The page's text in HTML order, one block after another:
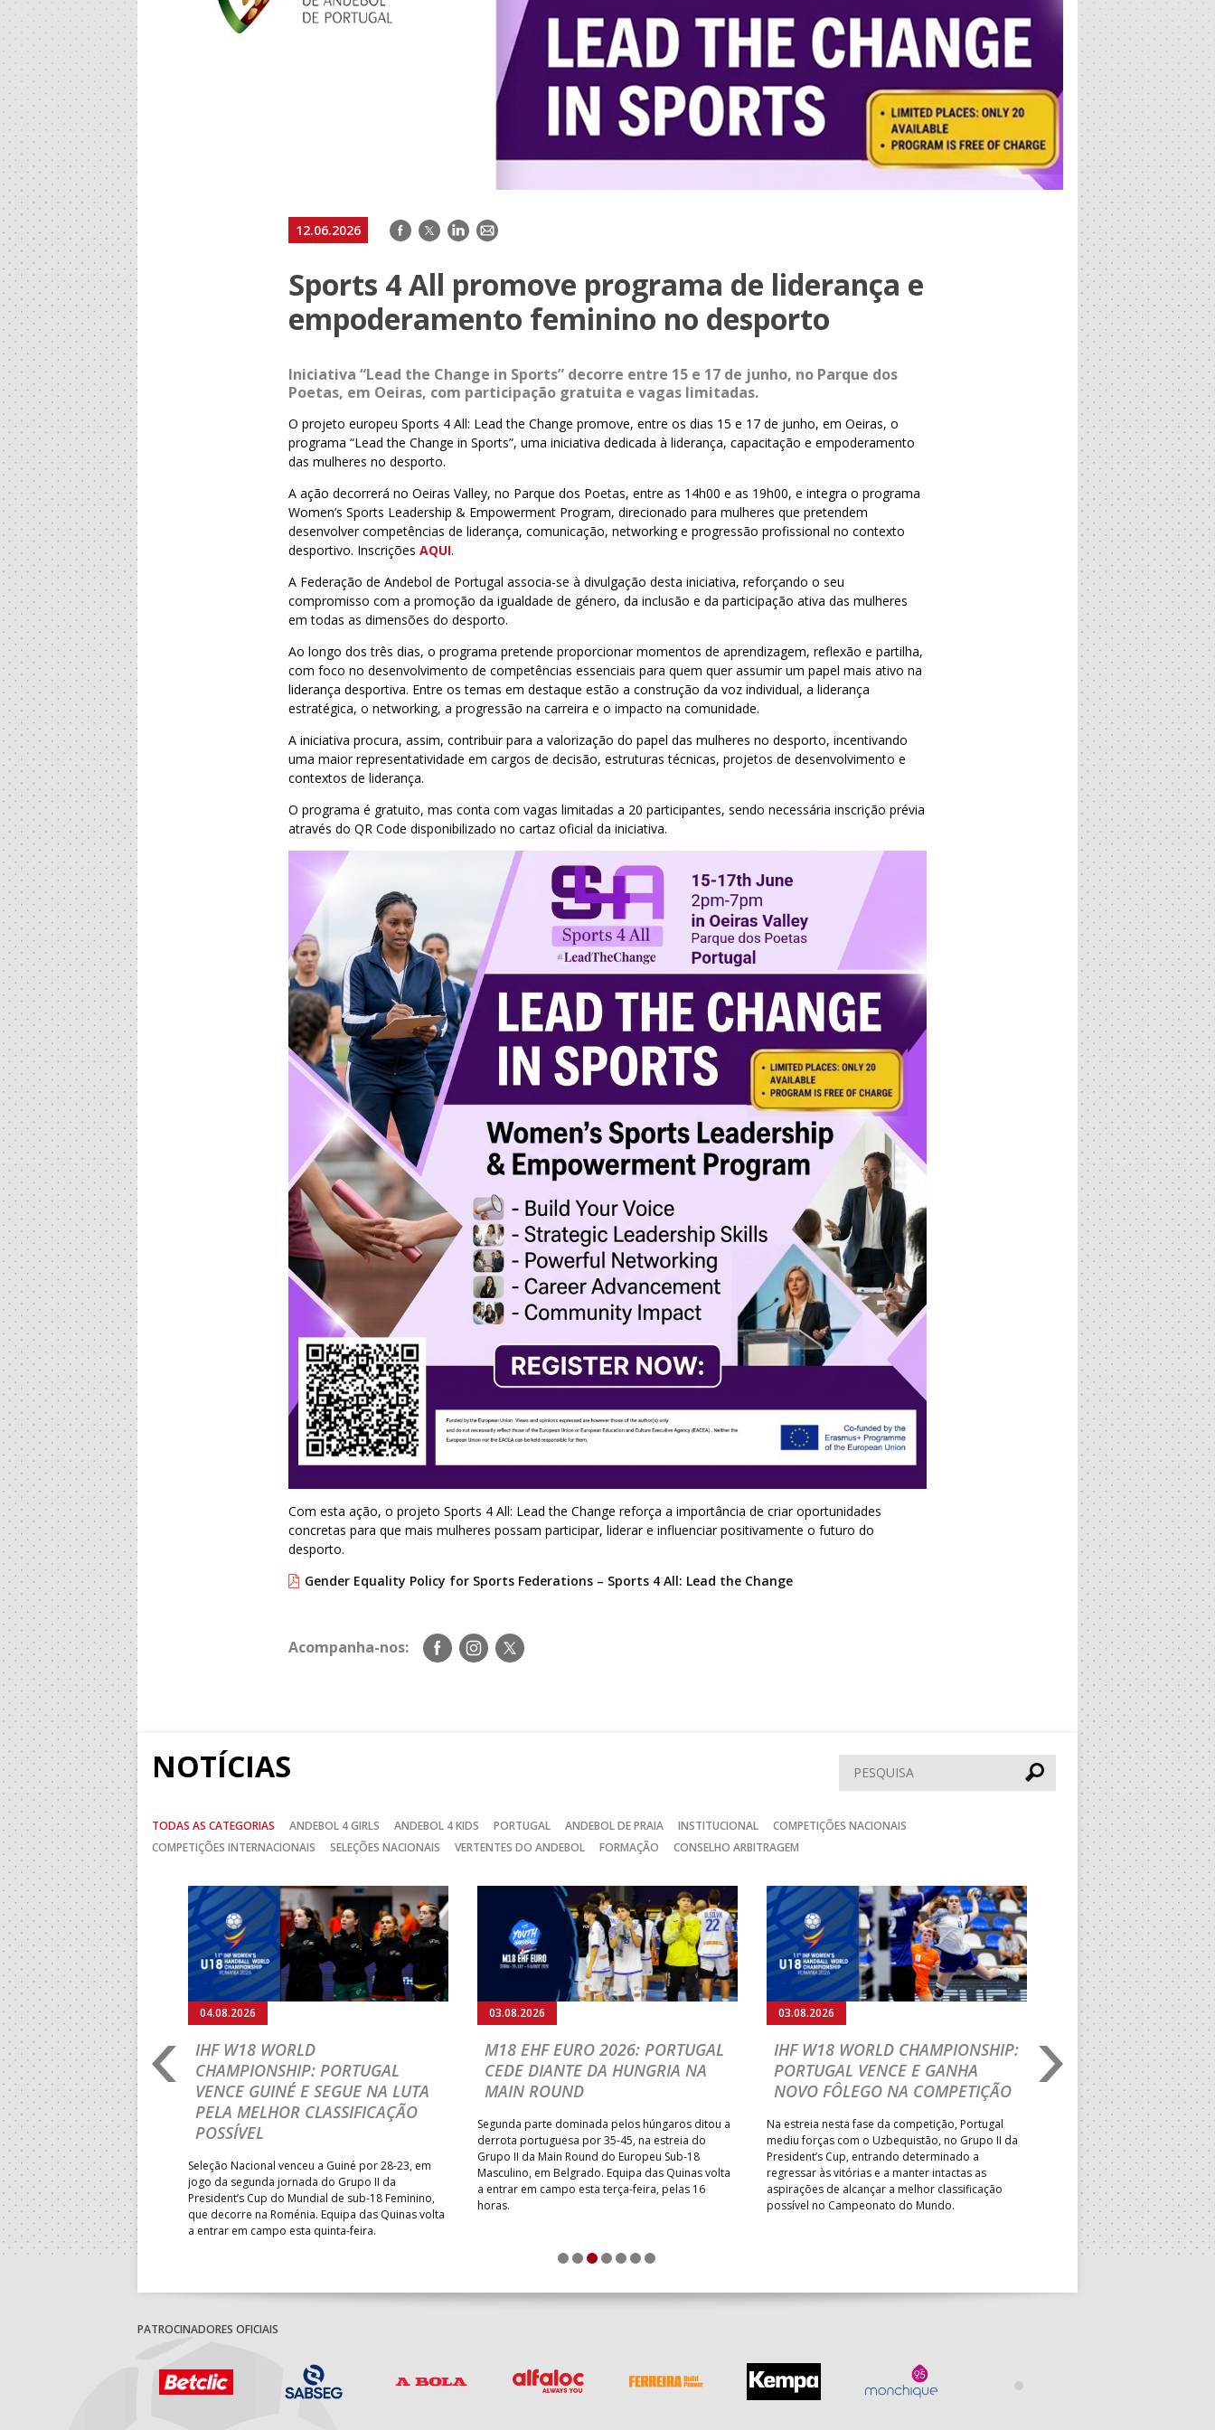
12.06.2026 Facebook
TwitterLinkedIn
E-
Sports 4 All promove programa de liderança e
empoderamento feminino no desporto
Iniciativa “Lead the Change in Sports” decorre entre 15 e 17 de junho, no Parque dos
Poetas, em Oeiras, com participação gratuita e vagas limitadas.
O projeto europeu Sports 4 All: Lead the Change promove, entre os dias 15 e 17 de junho, em Oeiras, o
programa “Lead the Change in Sports”, uma iniciativa dedicada à liderança, capacitação e empoderamento
das mulheres no desporto.
A ação decorrerá no Oeiras Valley, no Parque dos Poetas, entre as 14h00 e as 19h00, e integra o programa
Women’s Sports Leadership & Empowerment Program, direcionado para mulheres que pretendem
desenvolver competências de liderança, comunicação, networking e progressão profissional no contexto
desportivo. Inscrições AQUI.
A Federação de Andebol de Portugal associa-se à divulgação desta iniciativa, reforçando o seu
compromisso com a promoção da igualdade de género, da inclusão e da participação ativa das mulheres
em todas as dimensões do desporto.
Ao longo dos três dias, o programa pretende proporcionar momentos de aprendizagem, reflexão e partilha,
com foco no desenvolvimento de competências essenciais para quem quer assumir um papel mais ativo na
liderança desportiva. Entre os temas em destaque estão a construção da voz individual, a liderança
estratégica, o networking, a progressão na carreira e o impacto na comunidade.
A iniciativa procura, assim, contribuir para a valorização do papel das mulheres no desporto, incentivando
uma maior representatividade em cargos de decisão, estruturas técnicas, projetos de desenvolvimento e
contextos de liderança.
O programa é gratuito, mas conta com vagas limitadas a 20 participantes, sendo necessária inscrição prévia
através do QR Code disponibilizado no cartaz oficial da iniciativa.
Com esta ação, o projeto Sports 4 All: Lead the Change reforça a importância de criar oportunidades
concretas para que mais mulheres possam participar, liderar e influenciar positivamente o futuro do
desporto.
Gender Equality Policy for Sports Federations – Sports 4 All: Lead the Change
Acompanha-nos:
Siga-
nos
Siga-
nos
Siga-
nos
NOTÍCIAS Pesquisar
TODAS AS CATEGORIAS ANDEBOL 4 GIRLS ANDEBOL 4 KIDS PORTUGAL ANDEBOL DE PRAIA INSTITUCIONAL
COMPETIÇÕES NACIONAIS
COMPETIÇÕES INTERNACIONAIS
SELEÇÕES NACIONAIS VERTENTES DO ANDEBOL FORMAÇÃO CONSELHO ARBITRAGEM
2026: PORTUGAL
COM UMA
terça-feira a participação
EHF EURO 2026 com uma
por 41-29.
04.08.2026
IHF W18 WORLD
CHAMPIONSHIP: PORTUGAL
VENCE GUINÉ E SEGUE NA LUTA
PELA MELHOR CLASSIFICAÇÃO
POSSÍVEL
Seleção Nacional venceu a Guiné por 28-23, em
jogo da segunda jornada do Grupo II da
President’s Cup do Mundial de sub-18 Feminino,
que decorre na Roménia. Equipa das Quinas volta
a entrar em campo esta quinta-feira.
03.08.2026
M18 EHF EURO 2026: PORTUGAL
CEDE DIANTE DA HUNGRIA NA
MAIN ROUND
Segunda parte dominada pelos húngaros ditou a
derrota portuguesa por 35-45, na estreia do
Grupo II da Main Round do Europeu Sub-18
Masculino, em Belgrado. Equipa das Quinas volta
a entrar em campo esta terça-feira, pelas 16
horas.
03.08.2026
IHF W18 WORLD CHAMPIONSHIP:
PORTUGAL VENCE E GANHA
NOVO FÔLEGO NA COMPETIÇÃO
Na estreia nesta fase da competição, Portugal
mediu forças com o Uzbequistão, no Grupo II da
President’s Cup, entrando determinado a
regressar às vitórias e a manter intactas as
aspirações de alcançar a melhor classificação
possível no Campeonato do Mundo.
02.08.2026
FASE FINAL DE
PRAIA: EFE – OS
EM DOSE DUPLA E
EQUIPAS
PBHT 2027
Formação de Espinho
nacionais de sub-16 e sub-18
Associação Desportiva OSN e
triunfaram nos quadros
da Paz, AFC/Alvineri BH, AD
FC – AP asseguraram o
Anterior Seguinte
1 2 3 4 5 6 7
PATROCINADORES OFICIAIS